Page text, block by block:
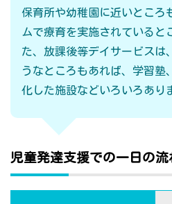
保育所や幼稚園に近いところ
ムで療育を実施されていると
た、放課後等デイサービスは
うなところもあれば、学習塾
化した施設などいろいろあり
児童発達支援での一日の流